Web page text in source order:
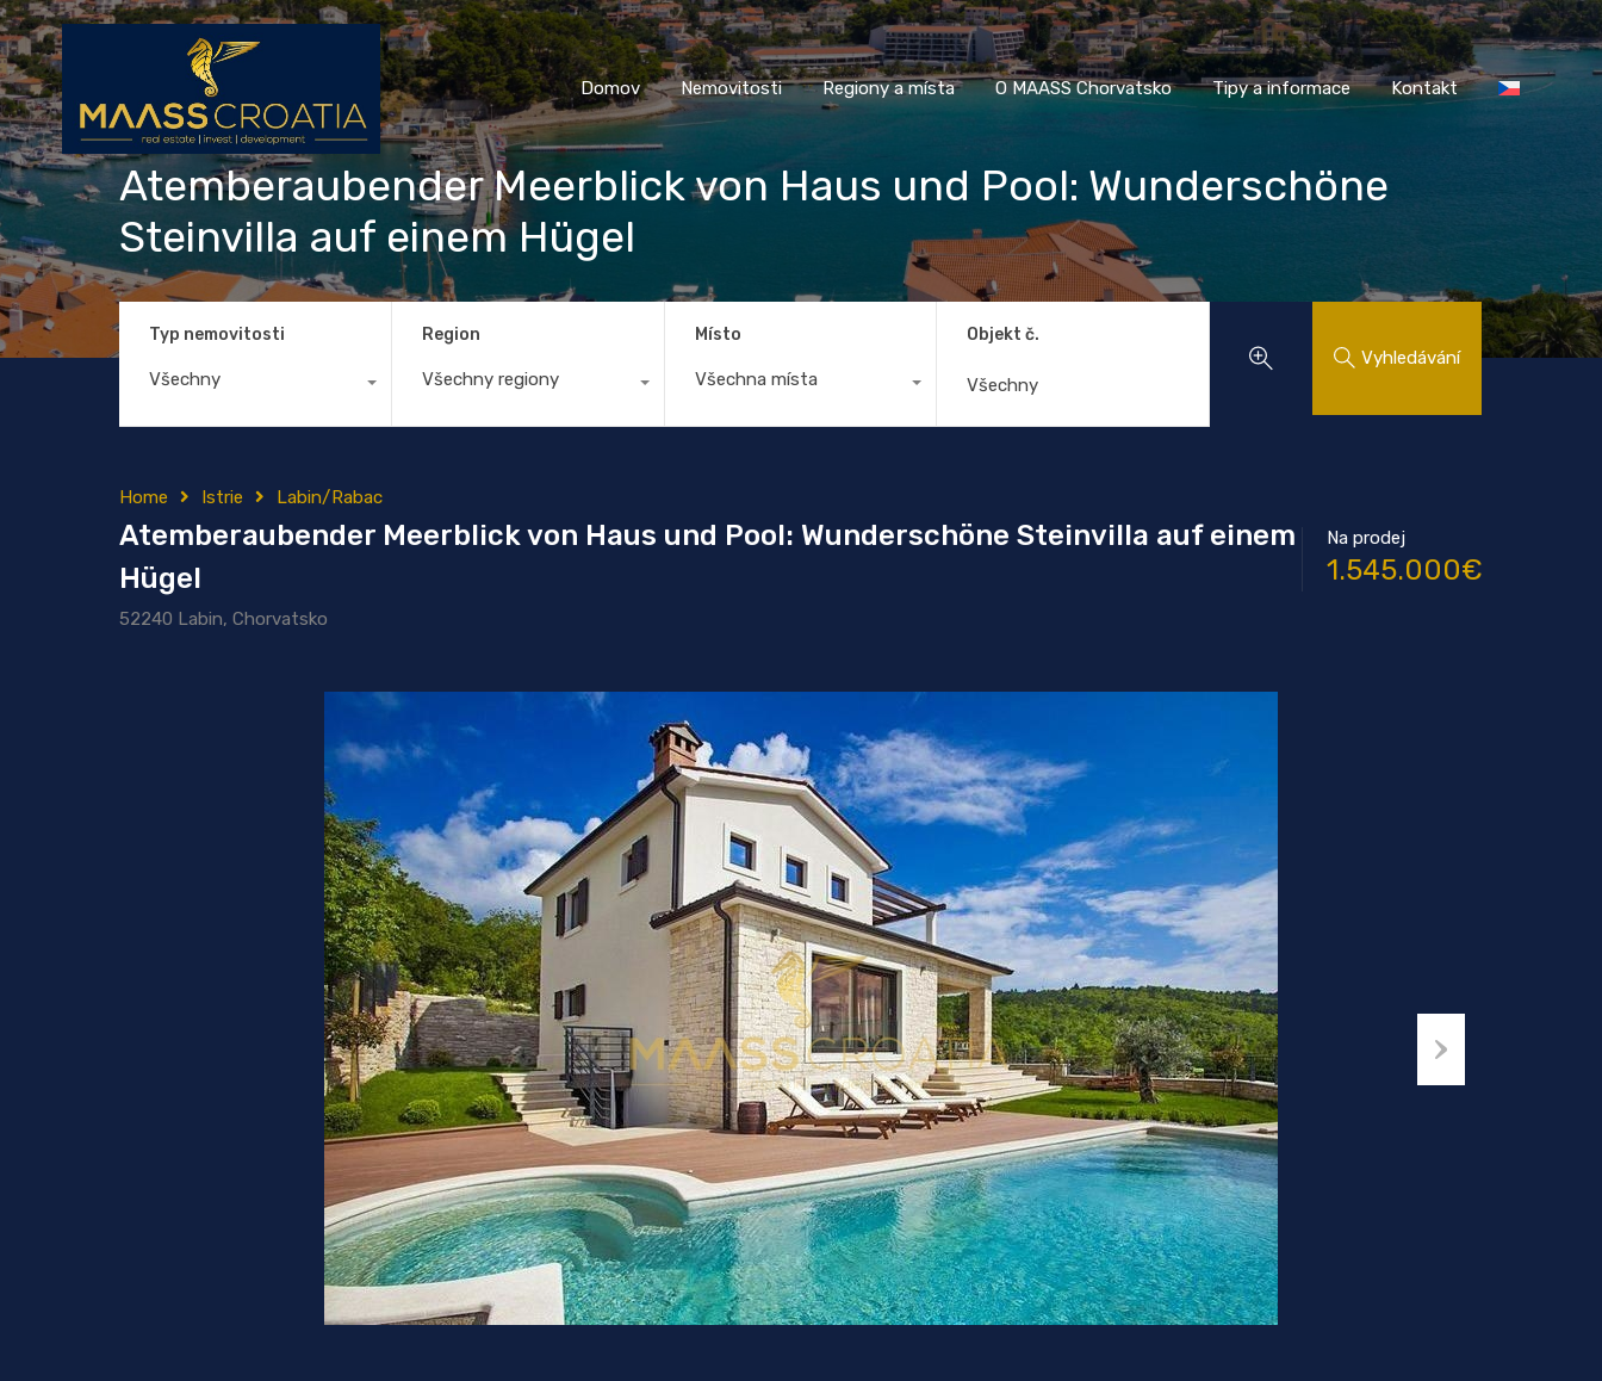
Domov Nemovitosti Regiony a místa O MAASS Chorvatsko Tipy a informace Kontakt
Domov Nemovitosti Regiony a místa O MAASS Chorvatsko Tipy a informace Kontakt
Atemberaubender Meerblick von Haus und Pool: Wunderschöne
Steinvilla auf einem Hügel
Typ nemovitosti
Všechny
Region
Všechny regiony
Místo
Všechna místa
Objekt č.
Vyhledávání
Home Istrie Labin/Rabac
Atemberaubender Meerblick von Haus und Pool: Wunderschöne Steinvilla auf einem
Hügel
52240 Labin, Chorvatsko
Na prodej
1.545.000€